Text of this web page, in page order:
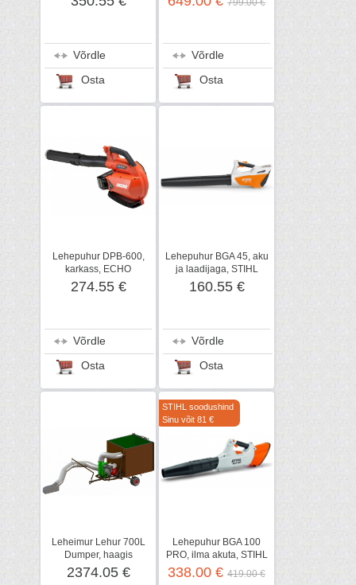
Võrdle
Osta
799.00 €
Võrdle
Osta
Lehepuhur DPB-600,
karkass, ECHO
274.55 €
Võrdle
Osta
Lehepuhur BGA 45, aku
ja laadijaga, STIHL
160.55 €
Võrdle
Osta
Leheimur Lehur 700L
Dumper, haagis
2374.05 €
STIHL soodushind
Sinu võit 81 €
Lehepuhur BGA 100
PRO, ilma akuta, STIHL
338.00 € 419.00 €